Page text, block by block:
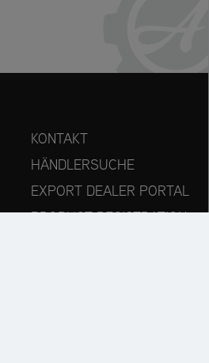
KONTAKT
HÄNDLERSUCHE
EXPORT DEALER PORTAL
PRODUCT REGISTRATION